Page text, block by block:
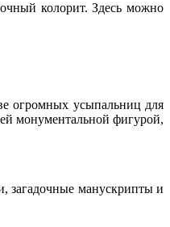
колорит. Здесь можно
огромных усыпальниц для
монументальной фигурой,
загадочные манускрипты и